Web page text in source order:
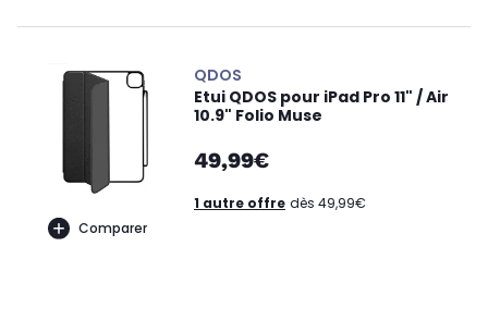
Comparer
QDOS
Etui QDOS pour iPad Pro 11" / Air
10.9" Folio Muse
49,99€
1 autre offre dès 49,99€